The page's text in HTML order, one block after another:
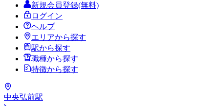
新規会員登録(無料)
ログイン
ヘルプ
エリアから探す
駅から探す
職種から探す
特徴から探す
中央弘前駅